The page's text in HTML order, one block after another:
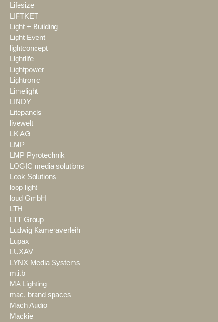
Lifesize
LIFTKET
Light + Building
Light Event
lightconcept
Lightlife
Lightpower
Lightronic
Limelight
LINDY
Litepanels
livewelt
LK AG
LMP
LMP Pyrotechnik
LOGIC media solutions
Look Solutions
loop light
loud GmbH
LTH
LTT Group
Ludwig Kameraverleih
Lupax
LUXAV
LYNX Media Systems
m.i.b
MA Lighting
mac. brand spaces
Mach Audio
Mackie